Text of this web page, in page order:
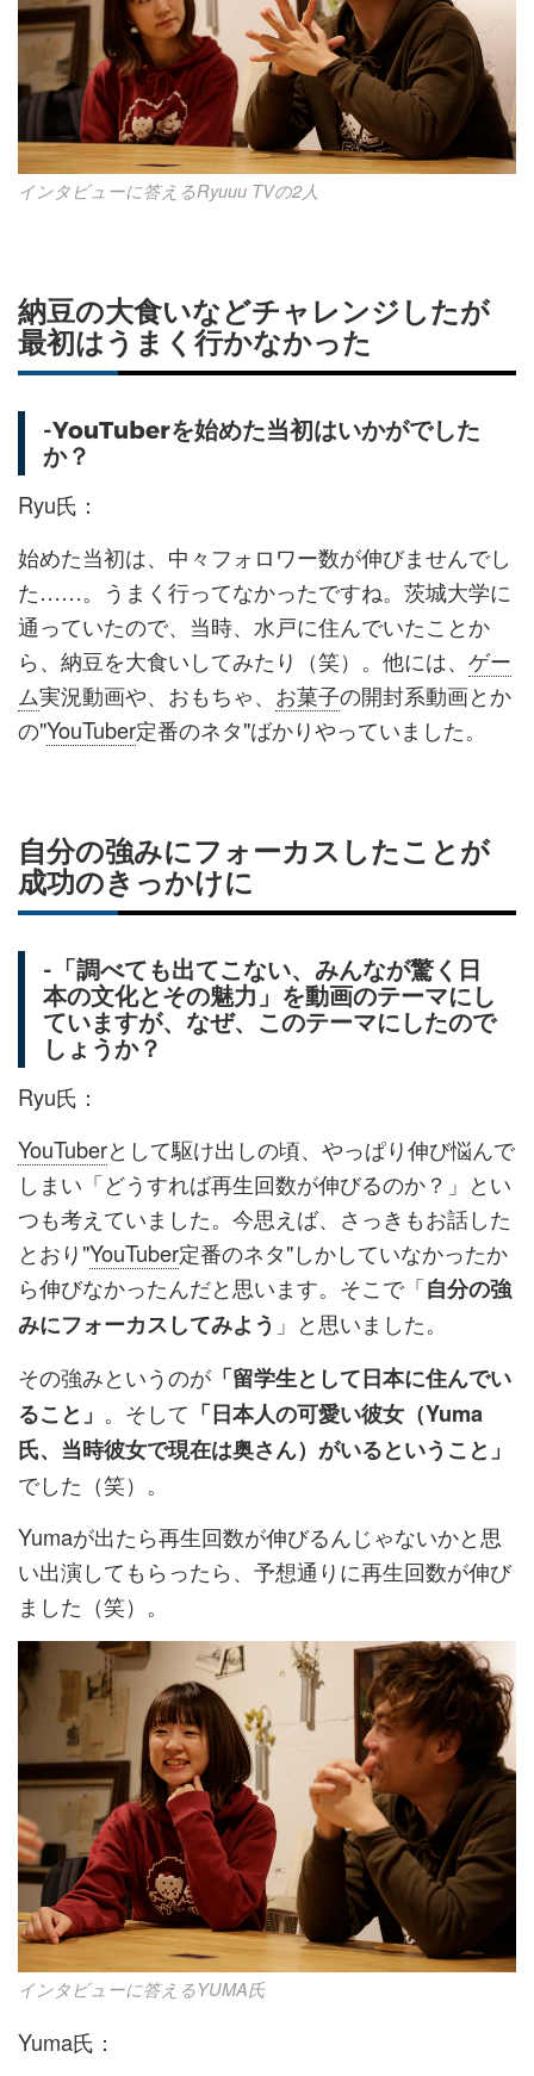
インタビューに答えるRyuuu TVの2人
納豆の大食いなどチャレンジしたが
最初はうまく行かなかった
-YouTuberを始めた当初はいかがでした
か？
Ryu氏：
始めた当初は、中々フォロワー数が伸びませんでし
た……。うまく行ってなかったですね。茨城大学に
通っていたので、当時、水戸に住んでいたことか
ら、納豆を大食いしてみたり（笑）。他には、 ゲー
ム実況動画や、おもちゃ、 お菓子の開封系動画とか
の"YouTuber定番のネタ"ばかりやっていました。
自分の強みにフォーカスしたことが
成功のきっかけに
-「調べても出てこない、みんなが驚く日
本の文化とその魅力」を動画のテーマにし
ていますが、なぜ、このテーマにしたので
しょうか？
Ryu氏：
YouTuberとして駆け出しの頃、やっぱり伸び悩んで
しまい「どうすれば再生回数が伸びるのか？」とい
つも考えていました。今思えば、さっきもお話した
とおり"YouTuber定番のネタ"しかしていなかったか
ら伸びなかったんだと思います。そこで「自分の強
みにフォーカスしてみよう 」と思いました。
その強みというのが 「留学生として日本に住んでい
ること」 。そして 「日本人の可愛い彼女（Yuma
氏、当時彼女で現在は奥さん）がいるということ」
でした（笑）。
Yumaが出たら再生回数が伸びるんじゃないかと思
い出演してもらったら、予想通りに再生回数が伸び
ました（笑）。
インタビューに答えるYUMA氏
Yuma氏：